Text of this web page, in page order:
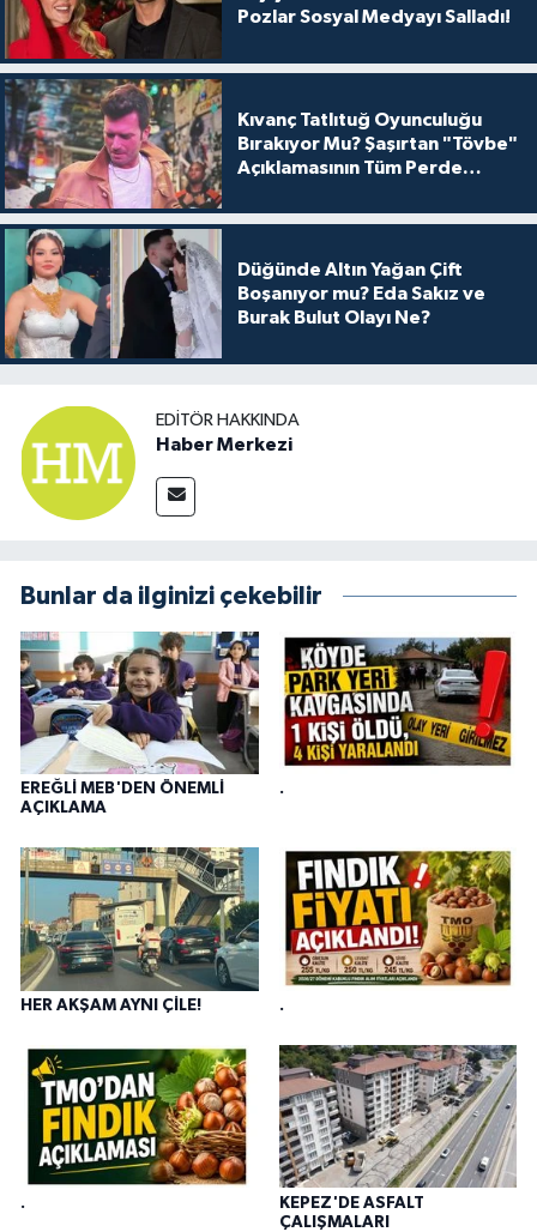
Pozlar Sosyal Medyayı Salladı!
Kıvanç Tatlıtuğ Oyunculuğu
Bırakıyor Mu? Şaşırtan "Tövbe"
Açıklamasının Tüm Perde
Düğünde Altın Yağan Çift
Boşanıyor mu? Eda Sakız ve
Burak Bulut Olayı Ne?
EDITÖR HAKKINDA
Haber Merkezi
Bunlar da ilginizi çekebilir
EREĞLİ MEB'DEN ÖNEMLİ
AÇIKLAMA
.
HER AKŞAM AYNI ÇİLE! .
.
KEPEZ'DE ASFALT
ÇALIŞMALARI